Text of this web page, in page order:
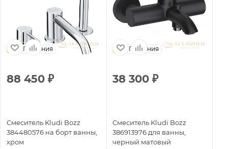
Германия
88 450 ₽
Смеситель Kludi Bozz
384480576 на борт ванны,
хром
Германия
38 300 ₽
Смеситель Kludi Bozz
386913976 для ванны,
черный матовый